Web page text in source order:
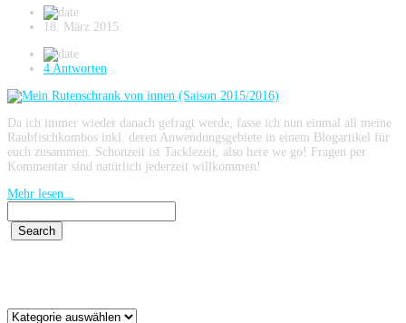
18. März 2015
4 Antworten
Da ich immer wieder danach gefragt werde, fasse ich nun einmal all meine
Raubfischkombos inkl. deren Anwendungsgebiete in einem Blogartikel für
euch zusammen. Schonzeit ist Tacklezeit, also here we go! Fragen per
Kommentar sind natürlich jederzeit willkommen!
Mehr lesen...
Kategorien